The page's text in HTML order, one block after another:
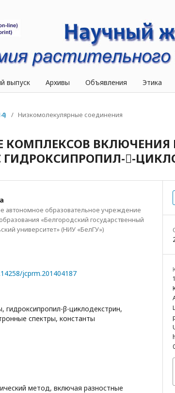
выпуск Архивы Объявления Этика
/ Низкомолекулярные соединения
КОМПЛЕКСОВ ВКЛЮЧЕНИЯ
-
автономное образовательное учреждение
«Белгородский государственный
университет» (НИУ «БелГУ»)
jcprm.201404187
гидроксипропил-β-циклодекстрин,
спектры, константы
метод, включая разностные